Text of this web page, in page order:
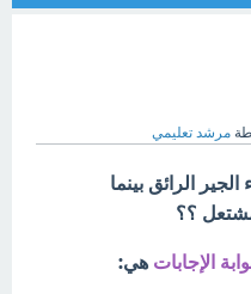
مرشد تعليمي
الرائق بينما
؟؟
الإجابات هي: